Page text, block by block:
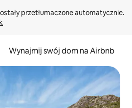
Wynajmij swój dom na Airbnb